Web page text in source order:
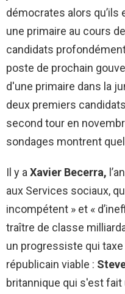
démocrates alors
une primaire au cours
candidats
poste de prochain
d'une primaire dans la
deux premiers
second tour en
sondages montrent
Il y aXavier Becerra,
aux Services sociaux,
incompétent » et «
traître de classe
un progressiste qui
républicain viable :
britannique qui s'est fait